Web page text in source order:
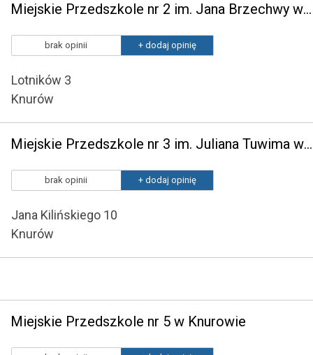
Miejskie Przedszkole nr 2 im. Jana Brzechwy w Knurowie
brak opinii + dodaj opinię
Lotników 3
Knurów
Miejskie Przedszkole nr 3 im. Juliana Tuwima w Knurowie
brak opinii + dodaj opinię
Jana Kilińskiego 10
Knurów
Miejskie Przedszkole nr 5 w Knurowie